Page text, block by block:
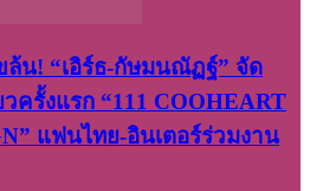
น! “เอิร์ธ-กัษมนณัฏฐ์” จัด
ครั้งแรก “111 COOHEART
แฟนไทย-อินเตอร์ร่วมงาน